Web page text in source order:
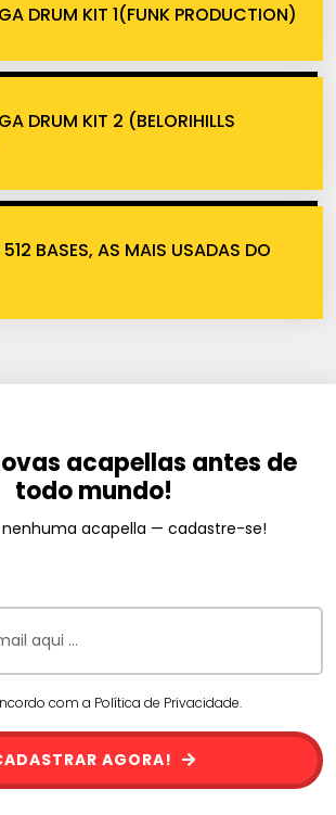
DRUM KIT 1(FUNK PRODUCTION)
DRUM KIT 2 (BELORIHILLS
BASES, AS MAIS USADAS DO
acapellas antes de
todo mundo!
nenhuma acapella — cadastre-se!
com a Política de Privacidade.
AGORA!